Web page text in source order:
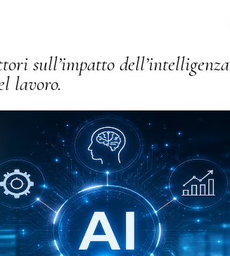
sull’impatto dell’intelligenza
lavoro.